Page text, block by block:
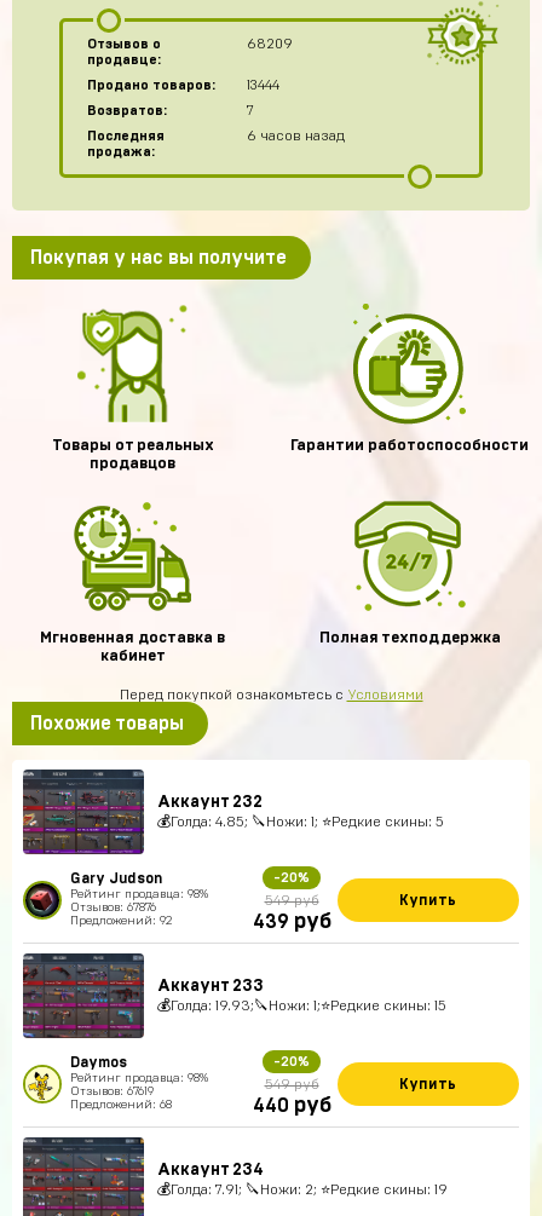
Отзывов о
продавце:
68209
Продано товаров:
13444
Возвратов:
7
Последняя
продажа:
6 часов назад
Покупая у нас вы получите
Товары от реальных
продавцов
Гарантии работоспособности
Мгновенная доставка в
кабинет
Полная техподдержка
Перед покупкой ознакомьтесь с Условиями
Похожие товары
Аккаунт 232
💰Голда: 4.85; 🔪Ножи: 1; ⭐️Редкие скины: 5
Gary Judson
Рейтинг продавца: 98%
Отзывов: 67876
Предложений: 92
-20%
549 руб
439 руб
Купить
Аккаунт 233
💰Голда: 19.93;🔪Ножи: 1;⭐️Редкие скины: 15
Daymos
Рейтинг продавца: 98%
Отзывов: 67619
Предложений: 68
-20%
549 руб
440 руб
Купить
Аккаунт 234
💰Голда: 7.91; 🔪Ножи: 2; ⭐️Редкие скины: 19